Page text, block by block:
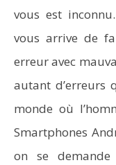
Comment
Huawei (guide
vous est
vous arrive de
erreur avec
autant d’erreurs
monde où
Smartphones
on se